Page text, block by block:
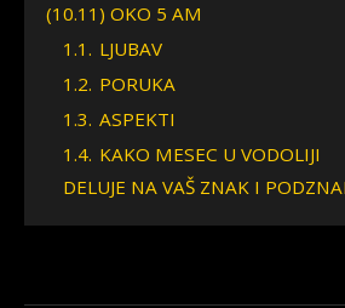
(10.11) OKO 5 AM
1.1. LJUBAV
1.2. PORUKA
1.3. ASPEKTI
1.4. KAKO MESEC U VODOLIJI
DELUJE NA VAŠ ZNAK I